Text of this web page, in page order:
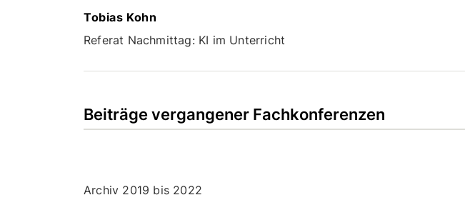
Tobias Kohn
Referat Nachmittag: KI im Unterricht
Beiträge vergangener Fachkonferenzen
Archiv 2019 bis 2022